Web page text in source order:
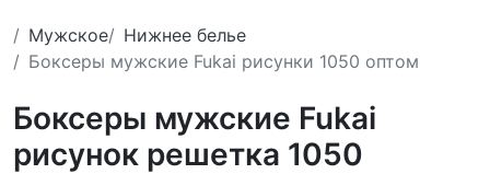
Мужское
Нижнее белье
Боксеры мужские Fukai рисунки 1050 оптом
Боксеры мужские Fukai
рисунок решетка 1050